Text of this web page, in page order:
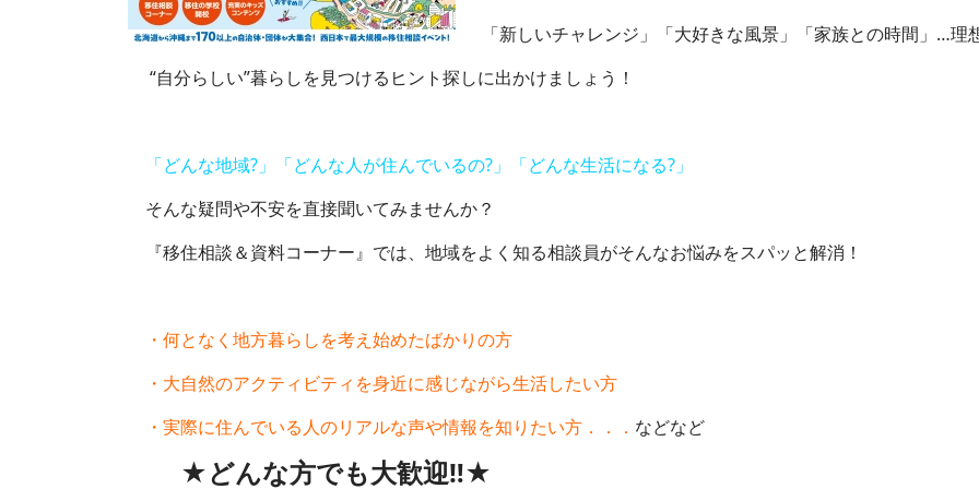
「新しいチャレンジ」「大好きな風景」「家族との時間」…理
“自分らしい”暮らしを見つけるヒント探しに出かけましょう！
「どんな地域?」「どんな人が住んでいるの?」「どんな生活になる?」
そんな疑問や不安を直接聞いてみませんか？
『移住相談＆資料コーナー』では、地域をよく知る相談員がそんなお悩みをスパッと解消！
・何となく地方暮らしを考え始めたばかりの方
・大自然のアクティビティを身近に感じながら生活したい方
・実際に住んでいる人のリアルな声や情報を知りたい方．．． などなど
★どんな方でも大歓迎‼★